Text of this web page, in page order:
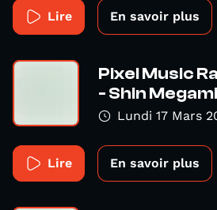
Lire En savoir plus
Pixel Music
- Shin
Lundi 17 Mars
Lire En savoir plus